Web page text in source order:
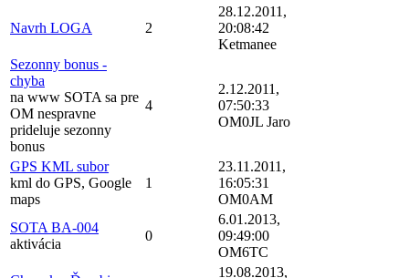
Navrh LOGA 2
28.12.2011,
20:08:42
Ketmanee
Sezonny bonus -
chyba
na www SOTA sa pre
OM nespravne
prideluje sezonny
bonus
4
2.12.2011,
07:50:33
OM0JL Jaro
GPS KML subor
kml do GPS, Google
maps
1
23.11.2011,
16:05:31
OM0AM
SOTA BA-004
aktivácia
0
6.01.2013,
09:49:00
OM6TC
19.08.2013,